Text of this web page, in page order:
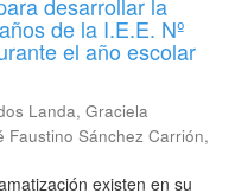
de la I.E.E. Nº
el año escolar
Landa, Graciela
Faustino Sánchez Carrión,
existen en su